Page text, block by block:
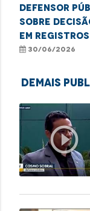
Defensor
sobre
em registros
30/06/2026
Demais
play_circle_outline